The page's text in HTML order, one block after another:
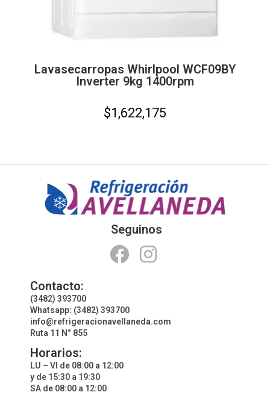
Lavasecarropas Whirlpool WCF09BY
Inverter 9kg 1400rpm
$1,622,175
Seguinos
Contacto:
(3482) 393700
Whatsapp: (3482) 393700
info@refrigeracionavellaneda.com
Ruta 11 N° 855
Horarios:
LU – VI de 08:00 a 12:00
y de 15:30 a 19:30
SA de 08:00 a 12:00